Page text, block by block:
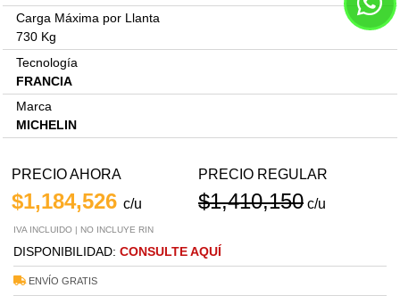
Carga Máxima por Llanta
730 Kg
Tecnología
FRANCIA
Marca
MICHELIN
PRECIO AHORA
$1,184,526 c/u
PRECIO REGULAR
$1,410,150 c/u
IVA INCLUIDO | NO INCLUYE RIN
DISPONIBILIDAD: CONSULTE AQUÍ
ENVÍO GRATIS